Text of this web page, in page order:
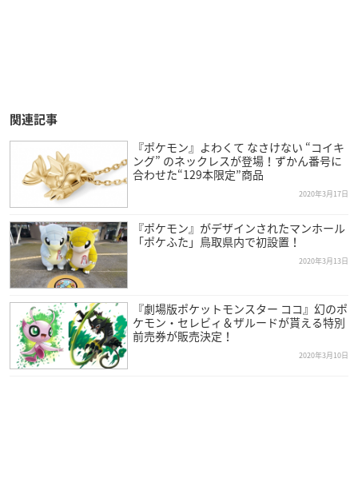
関連記事
『ポケモン』よわくて なさけない “コイキ
ング” のネックレスが登場！ずかん番号に
合わせた“129本限定”商品
2020年3月17日
『ポケモン』がデザインされたマンホール
「ポケふた」鳥取県内で初設置！
2020年3月13日
『劇場版ポケットモンスター ココ』幻のポ
ケモン・セレビィ＆ザルードが貰える特別
前売券が販売決定！
2020年3月10日